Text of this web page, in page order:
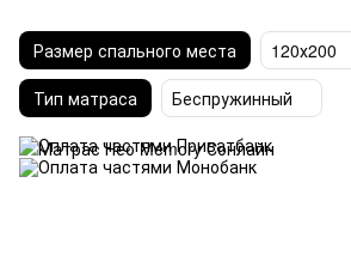
Размер спального места
120х200
Тип матраса
Беспружинный